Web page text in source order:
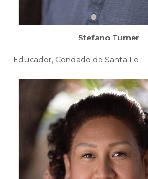
Stefano Turner
Educador, Condado de Santa Fe